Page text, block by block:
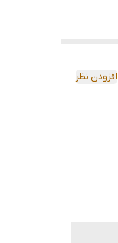
افزودن نظر